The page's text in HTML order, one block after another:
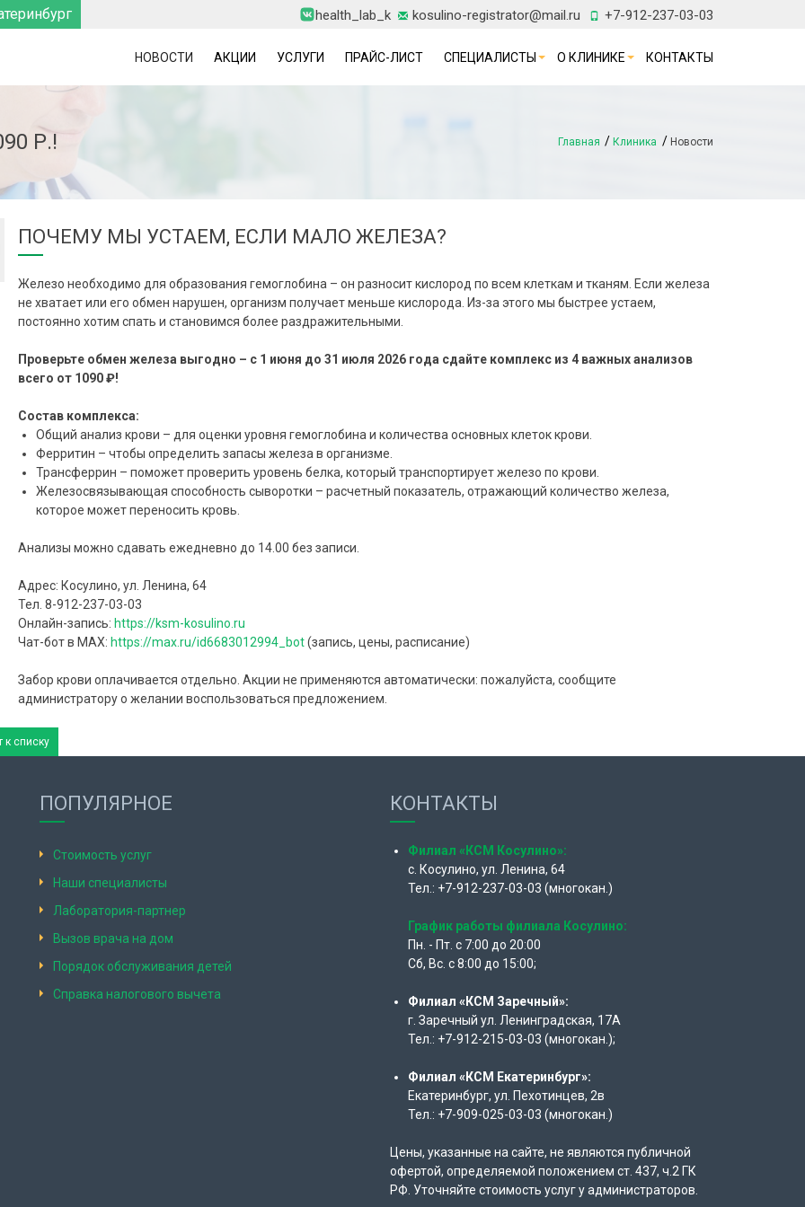
+7-912-237-03-03
kosulino-registrator@mail.ru
health_lab_k
НОВОСТИ АКЦИИ УСЛУГИ ПРАЙС-ЛИСТ СПЕЦИАЛИСТЫ О КЛИНИКЕ КОНТАКТЫ
Р.! Главная Клиника Новости
ПОЧЕМУ МЫ УСТАЕМ, ЕСЛИ МАЛО ЖЕЛЕЗА?
Железо необходимо для образования гемоглобина – он разносит кислород по всем клеткам и тканям. Если железа
не хватает или его обмен нарушен, организм получает меньше кислорода. Из-за этого мы быстрее устаем,
постоянно хотим спать и становимся более раздражительными.
Проверьте обмен железа выгодно – с 1 июня до 31 июля 2026 года сдайте комплекс из 4 важных анализов
всего от 1090 ₽!
Состав комплекса:
Общий анализ крови – для оценки уровня гемоглобина и количества основных клеток крови.
Ферритин – чтобы определить запасы железа в организме.
Трансферрин – поможет проверить уровень белка, который транспортирует железо по крови.
Железосвязывающая способность сыворотки – расчетный показатель, отражающий количество железа,
которое может переносить кровь.
Анализы можно сдавать ежедневно до 14.00 без записи.
Адрес: Косулино, ул. Ленина, 64
Тел. 8-912-237-03-03
Онлайн-запись: https://ksm-kosulino.ru
Чат-бот в MAX: https://max.ru/id6683012994_bot(запись, цены, расписание)
Забор крови оплачивается отдельно. Акции не применяются автоматически: пожалуйста, сообщите
администратору о желании воспользоваться предложением.
к списку
ПОПУЛЯРНОЕ
Стоимость услуг
Наши специалисты
Лаборатория-партнер
Вызов врача на дом
Порядок обслуживания детей
Справка налогового вычета
КОНТАКТЫ
Филиал «КСМ Косулино»:
с. Косулино, ул. Ленина, 64
Тел.: +7-912-237-03-03 (многокан.)
График работы филиала Косулино:
Пн. - Пт. с 7:00 до 20:00
Сб, Вс. с 8:00 до 15:00;
Филиал «КСМ Заречный»:
г. Заречный ул. Ленинградская, 17А
Тел.: +7-912-215-03-03 (многокан.);
Филиал «КСМ Екатеринбург»:
Екатеринбург, ул. Пехотинцев, 2в
Тел.: +7-909-025-03-03 (многокан.)
Цены, указанные на сайте, не являются публичной
офертой, определяемой положением ст. 437, ч.2 ГК
РФ. Уточняйте стоимость услуг у администраторов.